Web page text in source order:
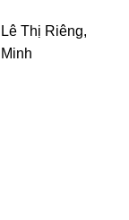
Thị Riêng,